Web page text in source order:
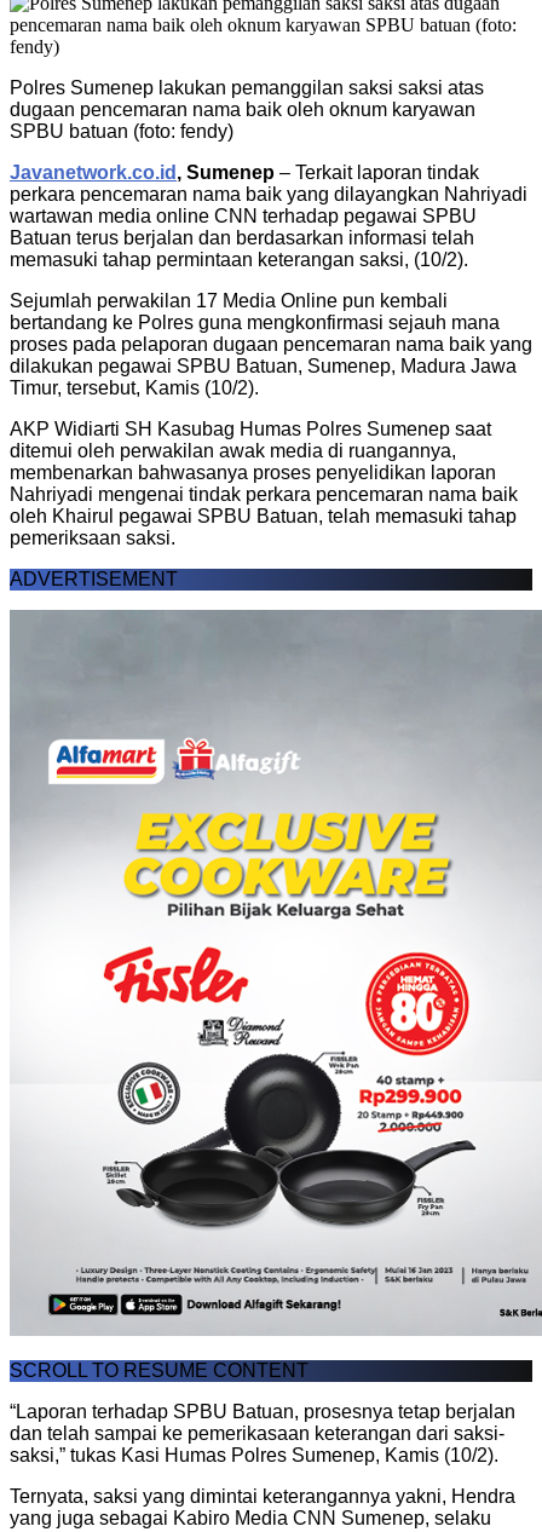
Polres Sumenep lakukan pemanggilan saksi saksi atas
dugaan pencemaran nama baik oleh oknum karyawan
SPBU batuan (foto: fendy)
Javanetwork.co.id , Sumenep – Terkait laporan tindak
perkara pencemaran nama baik yang dilayangkan Nahriyadi
wartawan media online CNN terhadap pegawai SPBU
Batuan terus berjalan dan berdasarkan informasi telah
memasuki tahap permintaan keterangan saksi, (10/2).
Sejumlah perwakilan 17 Media Online pun kembali
bertandang ke Polres guna mengkonfirmasi sejauh mana
proses pada pelaporan dugaan pencemaran nama baik yang
dilakukan pegawai SPBU Batuan, Sumenep, Madura Jawa
Timur, tersebut, Kamis (10/2).
AKP Widiarti SH Kasubag Humas Polres Sumenep saat
ditemui oleh perwakilan awak media di ruangannya,
membenarkan bahwasanya proses penyelidikan laporan
Nahriyadi mengenai tindak perkara pencemaran nama baik
oleh Khairul pegawai SPBU Batuan, telah memasuki tahap
pemeriksaan saksi.
ADVERTISEMENT
SCROLL TO RESUME CONTENT
“Laporan terhadap SPBU Batuan, prosesnya tetap berjalan
dan telah sampai ke pemerikasaan keterangan dari saksi-
saksi,” tukas Kasi Humas Polres Sumenep, Kamis (10/2).
Ternyata, saksi yang dimintai keterangannya yakni, Hendra
yang juga sebagai Kabiro Media CNN Sumenep, selaku